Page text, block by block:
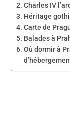
Charles IV
Héritage
Carte de
Balades à
Où dormir à